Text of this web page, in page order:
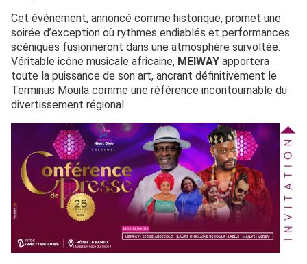
Cet événement, annoncé comme historique, promet une
soirée d’exception où rythmes endiablés et performances
scéniques fusionneront dans une atmosphère survoltée.
Véritable icône musicale africaine, MEIWAY apportera
toute la puissance de son art, ancrant définitivement le
Terminus Mouila comme une référence incontournable du
divertissement régional.